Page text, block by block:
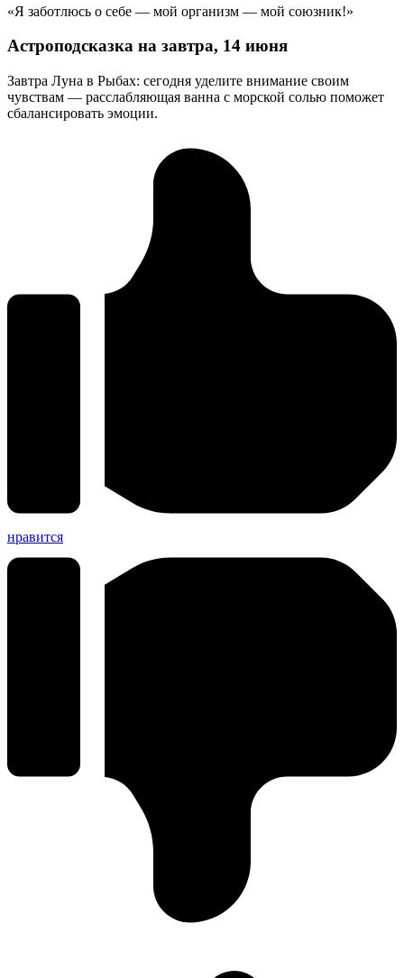
«Я заботлюсь о себе — мой организм — мой союзник!»
Астроподсказка на завтра, 14 июня
Завтра Луна в Рыбах: сегодня уделите внимание своим
чувствам — расслабляющая ванна с морской солью поможет
сбалансировать эмоции.
нравится